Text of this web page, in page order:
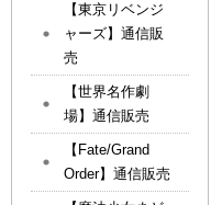
【東京リベンジ
ャーズ】通信販
売
【世界名作劇
場】通信販売
【Fate/Grand
Order】通信販売